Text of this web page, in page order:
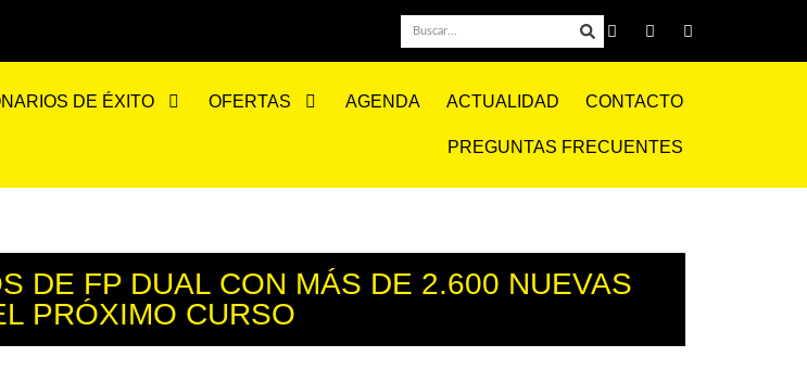
DE ÉXITO OFERTAS AGENDA ACTUALIDAD CONTACTO
PREGUNTAS FRECUENTES
DE FP DUAL CON MÁS DE 2.600 NUEVAS
PRÓXIMO CURSO